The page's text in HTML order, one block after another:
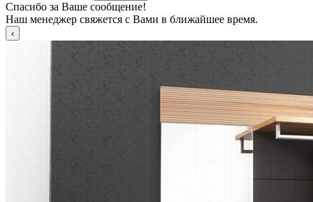
Спасибо за Ваше сообщение!
Наш менеджер свяжется с Вами в ближайшее время.